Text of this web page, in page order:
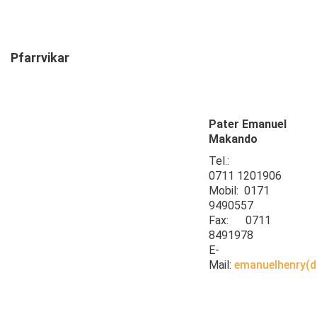
Pfarrvikar
Pater Emanuel
Makando
Tel.:
0711 1201906
Mobil: 0171
9490557
Fax: 0711
8491978
E-
Mail: